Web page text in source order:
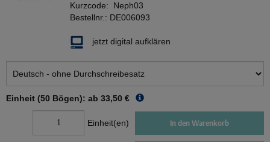
Kurzcode: Neph03
Bestellnr.: DE006093
jetzt digital aufklären
Einheit (50 Bögen): ab 33,50 €
Einheit(en) In den Warenkorb